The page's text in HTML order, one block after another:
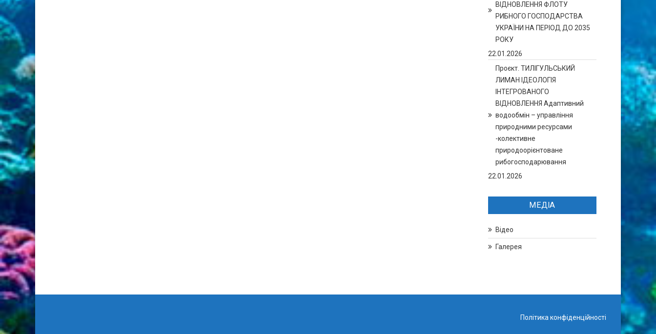
ВІДНОВЛЕННЯ ФЛОТУ
РИБНОГО ГОСПОДАРСТВА
УКРАЇНИ НА ПЕРІОД ДО 2035
РОКУ
22.01.2026
Проєкт. ТИЛІГУЛЬСЬКИЙ
ЛИМАН ІДЕОЛОГІЯ
ІНТЕГРОВАНОГО
ВІДНОВЛЕННЯ Адаптивний
водообмін – управління
природними ресурсами
-колективне
природоорієнтоване
рибогосподарювання
22.01.2026
МЕДІА
Відео
Галерея
Політика конфіденційності